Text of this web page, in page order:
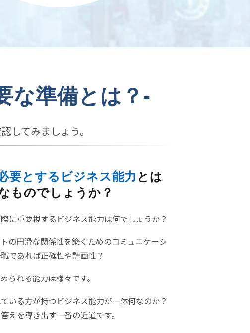
な準備とは？-
してみましょう。
要とするビジネス能力 とは
ものでしょうか？
に重要視するビジネス能力は何でしょうか？
の円滑な関係性を築くためのコミュニケーシ
であれば正確性や計画性？
られる能力は様々です。
いる方が持つビジネス能力が一体何なのか？
えを導き出す一番の近道です。